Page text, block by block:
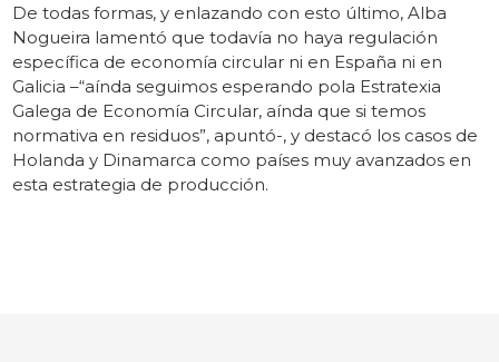
De todas formas, y enlazando con esto último, Alba
Nogueira lamentó que todavía no haya regulación
específica de economía circular ni en España ni en
Galicia –“aínda seguimos esperando pola Estratexia
Galega de Economía Circular, aínda que si temos
normativa en residuos”, apuntó-, y destacó los casos de
Holanda y Dinamarca como países muy avanzados en
esta estrategia de producción.